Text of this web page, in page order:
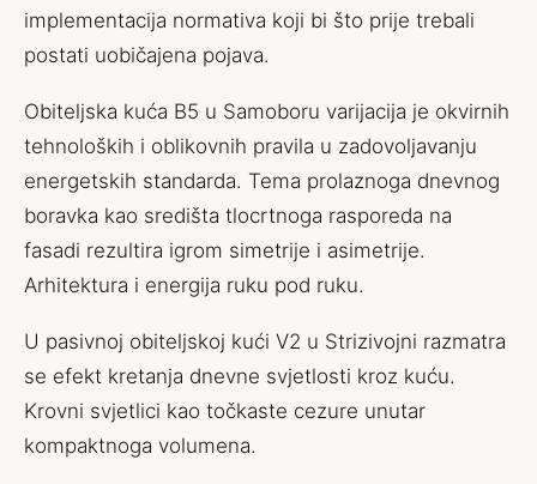
implementacija normativa koji bi što prije trebali
postati uobičajena pojava.
Obiteljska kuća B5 u Samoboru varijacija je okvirnih
tehnoloških i oblikovnih pravila u zadovoljavanju
energetskih standarda. Tema prolaznoga dnevnog
boravka kao središta tlocrtnoga rasporeda na
fasadi rezultira igrom simetrije i asimetrije.
Arhitektura i energija ruku pod ruku.
U pasivnoj obiteljskoj kući V2 u Strizivojni razmatra
se efekt kretanja dnevne svjetlosti kroz kuću.
Krovni svjetlici kao točkaste cezure unutar
kompaktnoga volumena.